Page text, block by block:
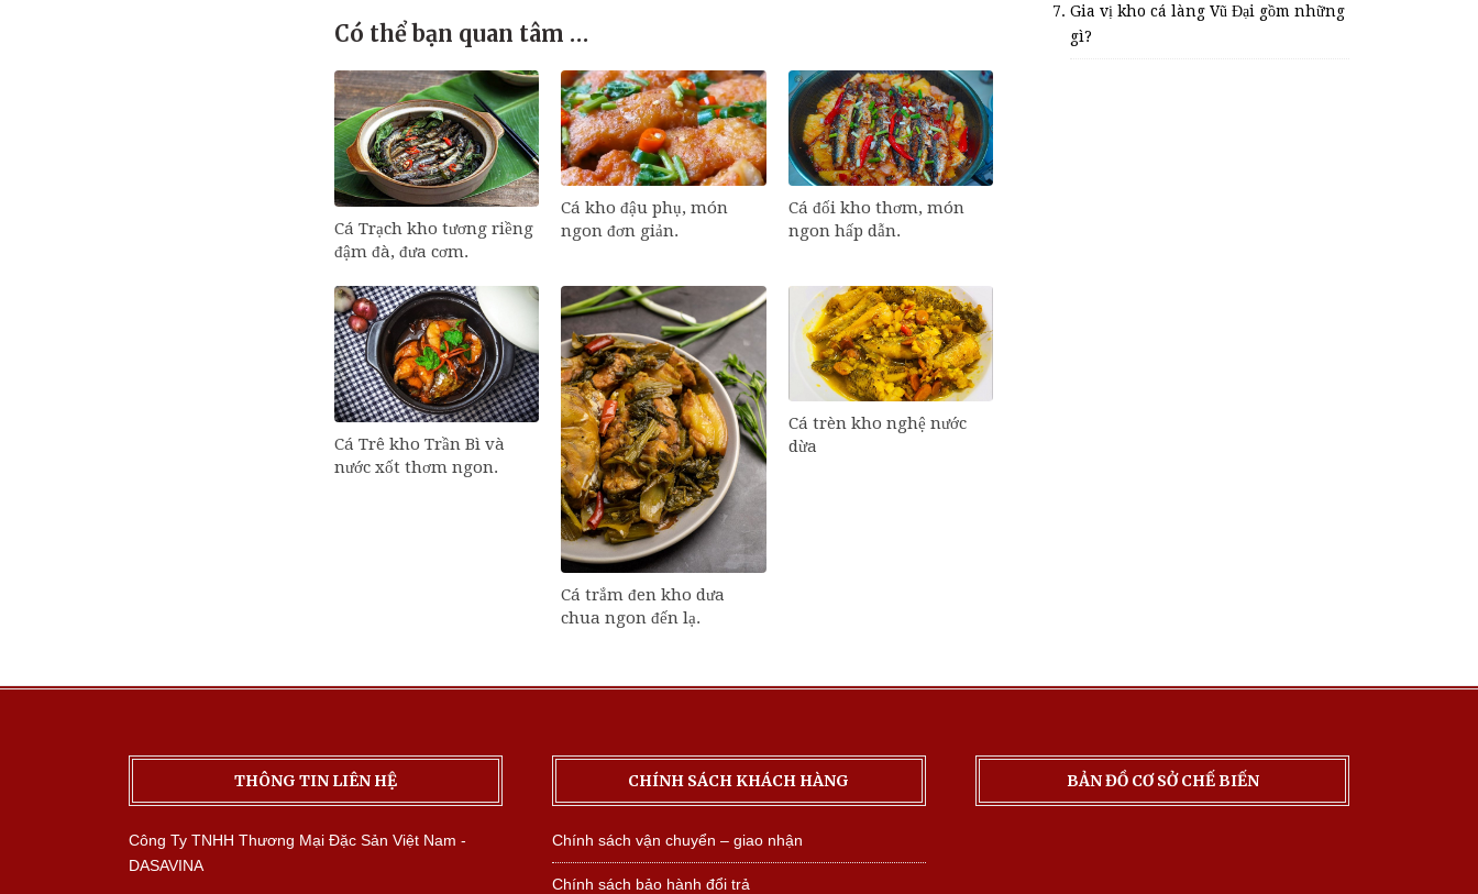
Có thể bạn quan tâm …
Cá Trạch kho tương riềng
đậm đà, đưa cơm.
Cá kho đậu phụ, món
ngon đơn giản.
Cá đối kho thơm, món
ngon hấp dẫn.
Cá Trê kho Trần Bì và
nước xốt thơm ngon.
Cá trắm đen kho dưa
chua ngon đến lạ.
Cá trèn kho nghệ nước
dừa
Gia vị kho cá làng Vũ Đại gồm những
gì?
THÔNG TIN LIÊN HỆ
Công Ty TNHH Thương Mại Đặc Sản Việt Nam -
DASAVINA
CHÍNH SÁCH KHÁCH HÀNG
Chính sách vận chuyển – giao nhận
Chính sách bảo hành đổi trả
BẢN ĐỒ CƠ SỞ CHẾ BIẾN